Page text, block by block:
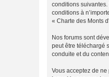
conditions
conditions à
« Charte des Monts
Nos forums sont
peut être téléchargé
conduite et du
Vous acceptez de